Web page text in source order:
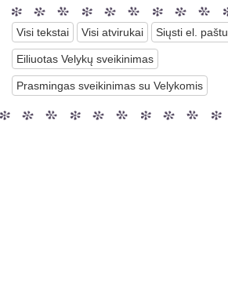
Visi tekstai Visi atvirukai Siųsti el. paštu
Eiliuotas Velykų sveikinimas
Prasmingas sveikinimas su Velykomis